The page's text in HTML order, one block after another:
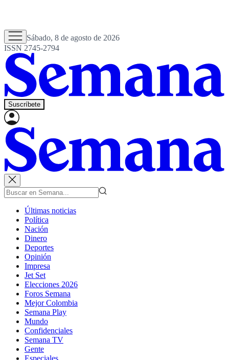
Sábado, 8 de agosto de 2026
ISSN 2745-2794
Suscríbete
Últimas noticias
Política
Nación
Dinero
Deportes
Opinión
Impresa
Jet Set
Elecciones 2026
Foros Semana
Mejor Colombia
Semana Play
Mundo
Confidenciales
Semana TV
Gente
Especiales